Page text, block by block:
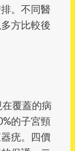
。不同醫
方比較後
覆蓋的病
的子宮頸
疣。四價